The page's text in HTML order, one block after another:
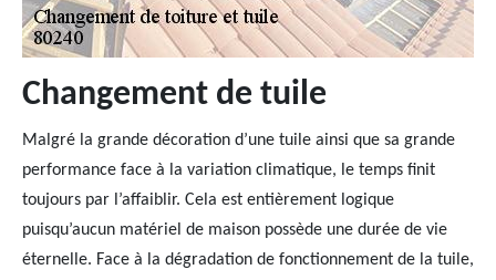
Changement de tuile
Malgré la grande décoration d’une tuile ainsi que sa grande
performance face à la variation climatique, le temps finit
toujours par l’affaiblir. Cela est entièrement logique
puisqu’aucun matériel de maison possède une durée de vie
éternelle. Face à la dégradation de fonctionnement de la tuile,